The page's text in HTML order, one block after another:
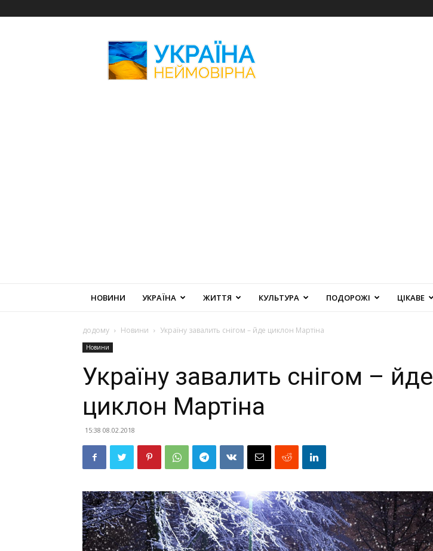
Неймовірна
НОВИНИ УКРАЇНА ЖИТТЯ КУЛЬТУРА ПОДОРОЖІ ЦІКАВЕ
додому Новини Україну завалить снігом – йде циклон Мартіна
Новини
Україну завалить снігом – йде
циклон Мартіна
15:38 08.02.2018